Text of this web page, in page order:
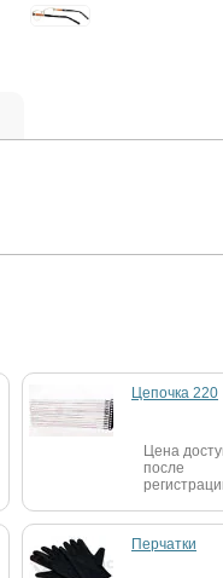
Цепочка 220
Цена
после
Перчатки